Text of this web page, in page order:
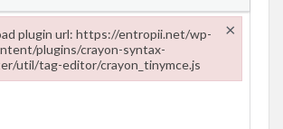
plugin url: https://entropii.net/wp-
plugins/crayon-syntax-
util/tag-editor/crayon_tinymce.js
×
plugin url: https://entropii.net/wp-content/